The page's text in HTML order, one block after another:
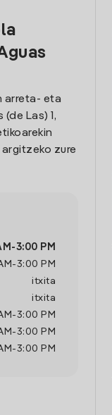
arreta- eta
Las) 1,
zure
-3:00 PM
-3:00 PM
itxita
itxita
-3:00 PM
-3:00 PM
-3:00 PM